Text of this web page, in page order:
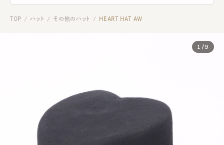
TOP / ハット / その他のハット / HEART HAT AW
1 /9